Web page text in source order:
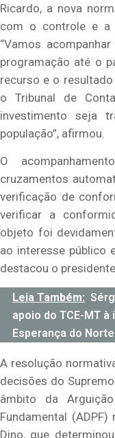
Ricardo, a nova
com o controle e a
“Vamos
programação até o
recurso e o
o Tribunal de
investimento seja
população”, afirmou.
O
cruzamentos
verificação de
verificar a
objeto foi
ao interesse público
destacou o
Leia Também:
apoio do TCE-MT
Esperança do Norte
A resolução
decisões do
âmbito da
Fundamental
Dino, que